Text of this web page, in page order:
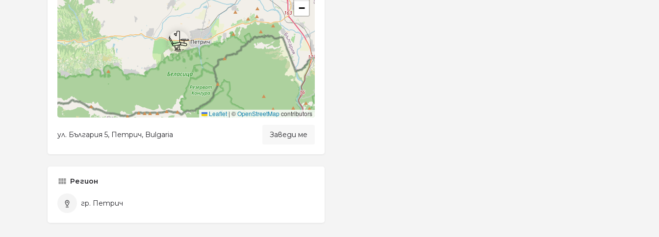
−
Leaflet|©OpenStreetMapcontributors
ул. България 5, Петрич, Bulgaria Заведи ме
Регион
гр. Петрич